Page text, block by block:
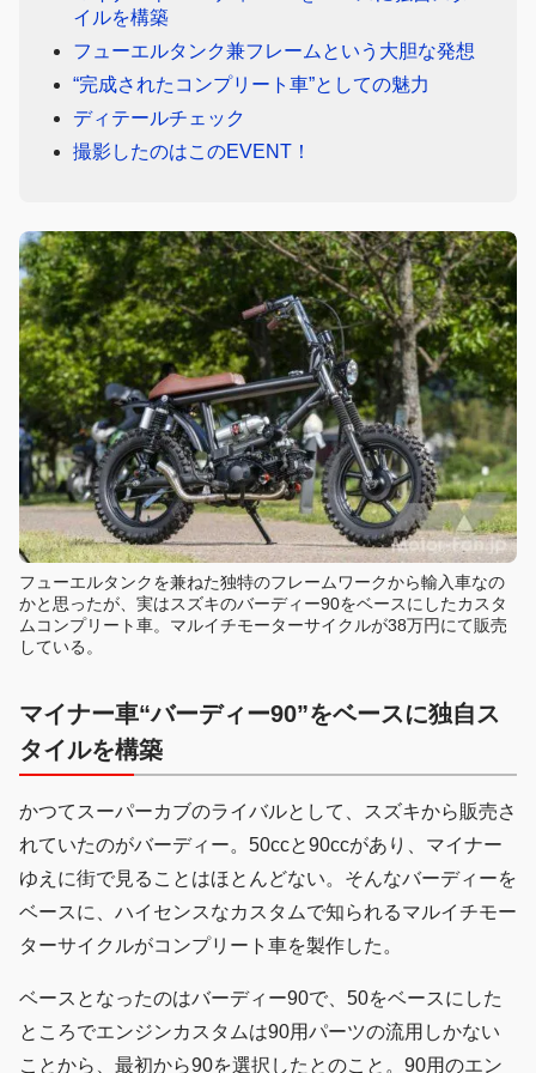
イルを構築
フューエルタンク兼フレームという大胆な発想
“完成されたコンプリート車”としての魅力
ディテールチェック
撮影したのはこのEVENT！
フューエルタンクを兼ねた独特のフレームワークから輸入車なの
かと思ったが、実はスズキのバーディー90をベースにしたカスタ
ムコンプリート車。マルイチモーターサイクルが38万円にて販売
している。
マイナー車“バーディー90”をベースに独自ス
タイルを構築
かつてスーパーカブのライバルとして、スズキから販売さ
れていたのがバーディー。50ccと90ccがあり、マイナー
ゆえに街で見ることはほとんどない。そんなバーディーを
ベースに、ハイセンスなカスタムで知られるマルイチモー
ターサイクルがコンプリート車を製作した。
ベースとなったのはバーディー90で、50をベースにした
ところでエンジンカスタムは90用パーツの流用しかない
ことから、最初から90を選択したとのこと。90用のエン